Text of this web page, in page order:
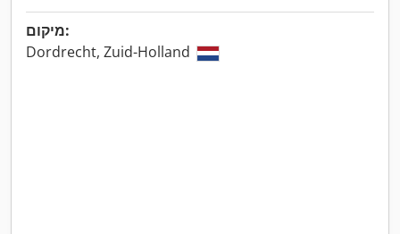
מיקום:
Dordrecht, Zuid-Holland